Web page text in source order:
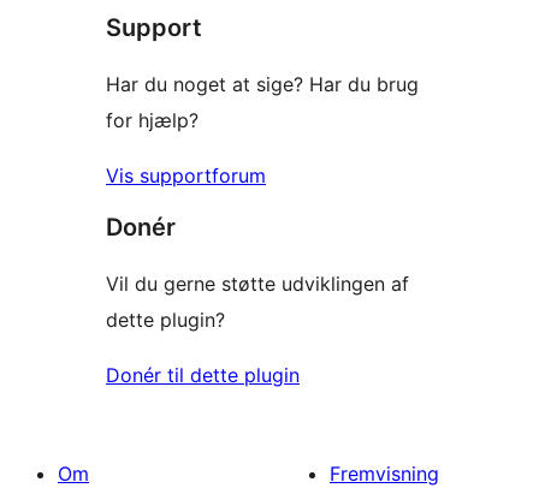
anmeldelser
Support
Har du noget at sige? Har du brug
for hjælp?
Vis supportforum
Donér
Vil du gerne støtte udviklingen af
dette plugin?
Donér til dette plugin
Om
Fremvisning